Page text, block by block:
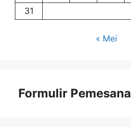
31
« Mei
Formulir